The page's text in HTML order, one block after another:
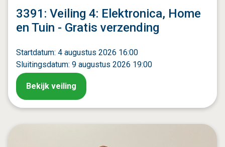
3391: Veiling 4: Elektronica, Home
en Tuin - Gratis verzending
Startdatum: 4 augustus 2026 16:00
Sluitingsdatum: 9 augustus 2026 19:00
Bekijk veiling